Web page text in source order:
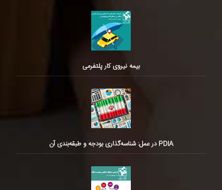
بیمه نیروی کار پلتفرمی
PDIA در عمل: شناسه‌گذاری بودجه و طبقه‌بندی آن